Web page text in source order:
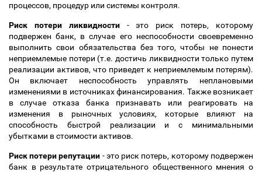
процессов, процедур или системы контроля.
Риск потери ликвидности- это риск потерь, которому
подвержен банк, в случае его неспособности своевременно
выполнить свои обязательства без того, чтобы не понести
неприемлемые потери (т.е. достичь ликвидности только путем
реализации активов, что приведет к неприемлемым потерям).
Он включает неспособность управлять неплановыми
изменениями в источниках финансирования. Также возникает
в случае отказа банка признавать или реагировать на
изменения в рыночных условиях, которые влияют на
способность быстрой реализации и с минимальными
убытками в стоимости активов.
Риск потери репутации - это риск потерь, которому подвержен
банк в результате отрицательного общественного мнения о